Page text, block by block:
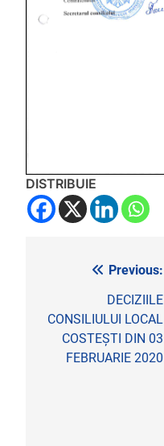
DISTRIBUIE
Navigare
articole
Previous:
DECIZIILE
CONSILIULUI LOCAL
COSTEȘTI DIN 03
FEBRUARIE 2020